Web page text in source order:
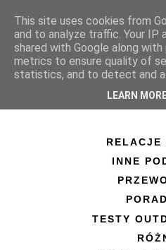
RELACJE
INNE
TESTY
This site uses cookies from
and to analyze traffic. Your IP
shared with Google along
metrics to ensure quality of
statistics, and to detect and
LEARN